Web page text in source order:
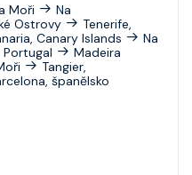
Moři
Na
Ostrovy
Tenerife,
Canary Islands
Na
Madeira
Tangier,
španělsko